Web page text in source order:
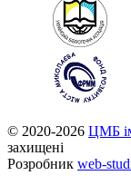
© 2020-2026 ЦМБ
захищені
Розробник web-